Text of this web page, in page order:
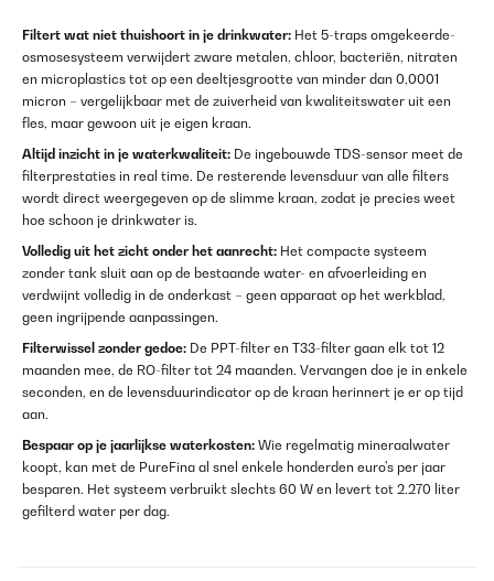
Filtert wat niet thuishoort in je drinkwater: Het 5-traps omgekeerde-
osmosesysteem verwijdert zware metalen, chloor, bacteriën, nitraten
en microplastics tot op een deeltjesgrootte van minder dan 0,0001
micron – vergelijkbaar met de zuiverheid van kwaliteitswater uit een
fles, maar gewoon uit je eigen kraan.
Altijd inzicht in je waterkwaliteit: De ingebouwde TDS-sensor meet de
filterprestaties in real time. De resterende levensduur van alle filters
wordt direct weergegeven op de slimme kraan, zodat je precies weet
hoe schoon je drinkwater is.
Volledig uit het zicht onder het aanrecht: Het compacte systeem
zonder tank sluit aan op de bestaande water- en afvoerleiding en
verdwijnt volledig in de onderkast – geen apparaat op het werkblad,
geen ingrijpende aanpassingen.
Filterwissel zonder gedoe: De PPT-filter en T33-filter gaan elk tot 12
maanden mee, de RO-filter tot 24 maanden. Vervangen doe je in enkele
seconden, en de levensduurindicator op de kraan herinnert je er op tijd
aan.
Bespaar op je jaarlijkse waterkosten: Wie regelmatig mineraalwater
koopt, kan met de PureFina al snel enkele honderden euro's per jaar
besparen. Het systeem verbruikt slechts 60 W en levert tot 2.270 liter
gefilterd water per dag.